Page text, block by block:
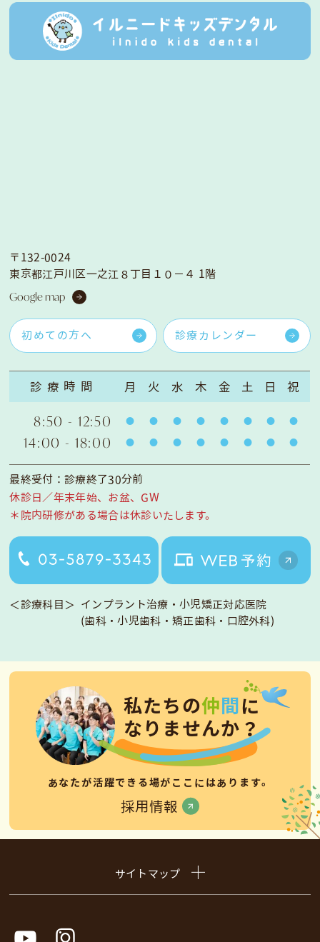
〒132-0024
東京都江戸川区一之江８丁目１０−４ 1階
Google map
初めての方へ 診療カレンダー
診療時間 月 火 水 木 金 土 日 祝
8:50 - 12:50
14:00 - 18:00
最終受付：診療終了30分前
休診日／年末年始、お盆、GW
＊院内研修がある場合は休診いたします。
＜診療科目＞
インプラント治療・小児矯正対応医院
(歯科・小児歯科・矯正歯科・口腔外科)
あなたが活躍できる場がここにはあります。
私たち の仲 間 に
な り ま せんか ？
採用情報
サイトマップ